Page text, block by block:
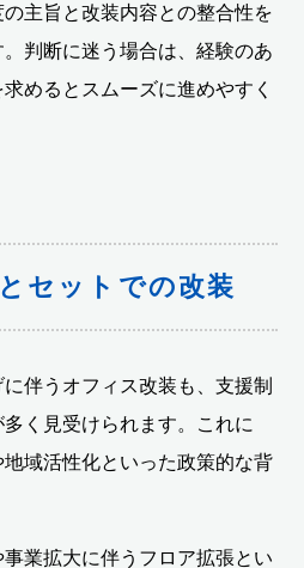
主旨と改装内容との整合性を
判断に迷う場合は、経験のあ
めるとスムーズに進めやすく
セットでの改装
伴うオフィス改装も、支援制
く見受けられます。これに
域活性化といった政策的な背
業拡大に伴うフロア拡張とい